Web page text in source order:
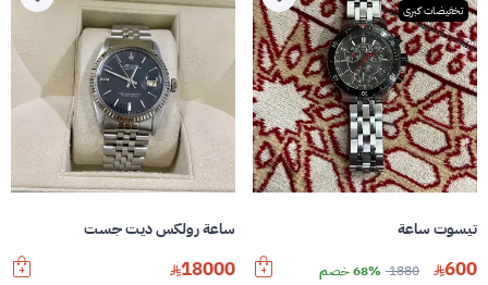
تخفيضات كبرى
تيسوت ساعة
600
1880 68% خصم
ساعة رولكس ديت جست
18000